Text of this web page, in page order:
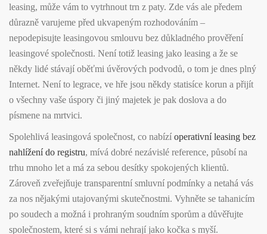
leasing, může vám to vytrhnout trn z paty. Zde vás ale předem
důrazně varujeme před ukvapeným rozhodováním –
nepodepisujte leasingovou smlouvu bez důkladného prověření
leasingové společnosti. Není totiž leasing jako leasing a že se
někdy lidé stávají oběťmi úvěrových podvodů, o tom je dnes plný
Internet. Není to legrace, ve hře jsou někdy statisíce korun a přijít
o všechny vaše úspory či jiný majetek je pak doslova a do
písmene na mrtvici.
Spolehlivá leasingová společnost, co nabízí operativní leasing bez
nahlížení do registru, mívá dobré nezávislé reference, působí na
trhu mnoho let a má za sebou desítky spokojených klientů.
Zároveň zveřejňuje transparentní smluvní podmínky a netahá vás
za nos nějakými utajovanými skutečnostmi. Vyhněte se tahanicím
po soudech a možná i prohraným soudním sporům a důvěřujte
společnostem, které si s vámi nehrají jako kočka s myší.